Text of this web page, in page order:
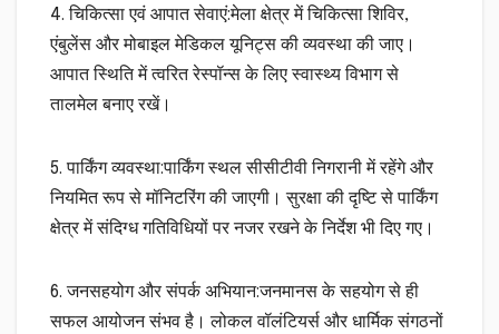
4. चिकित्सा एवं आपात सेवाएं:मेला क्षेत्र में चिकित्सा शिविर,
एंबुलेंस और मोबाइल मेडिकल यूनिट्स की व्यवस्था की जाए।
आपात स्थिति में त्वरित रेस्पॉन्स के लिए स्वास्थ्य विभाग से
तालमेल बनाए रखें।
5. पार्किंग व्यवस्था:पार्किंग स्थल सीसीटीवी निगरानी में रहेंगे और
नियमित रूप से मॉनिटरिंग की जाएगी। सुरक्षा की दृष्टि से पार्किंग
क्षेत्र में संदिग्ध गतिविधियों पर नजर रखने के निर्देश भी दिए गए।
6. जनसहयोग और संपर्क अभियान:जनमानस के सहयोग से ही
सफल आयोजन संभव है। लोकल वॉलंटियर्स और धार्मिक संगठनों